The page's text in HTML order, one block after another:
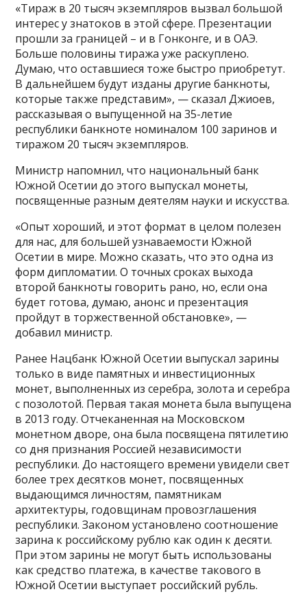
«Тираж в 20 тысяч экземпляров вызвал большой
интерес у знатоков в этой сфере. Презентации
прошли за границей – и в Гонконге, и в ОАЭ.
Больше половины тиража уже раскуплено.
Думаю, что оставшиеся тоже быстро приобретут.
В дальнейшем будут изданы другие банкноты,
которые также представим», — сказал Джиоев,
рассказывая о выпущенной на 35-летие
республики банкноте номиналом 100 заринов и
тиражом 20 тысяч экземпляров.
Министр напомнил, что национальный банк
Южной Осетии до этого выпускал монеты,
посвященные разным деятелям науки и искусства.
«Опыт хороший, и этот формат в целом полезен
для нас, для большей узнаваемости Южной
Осетии в мире. Можно сказать, что это одна из
форм дипломатии. О точных сроках выхода
второй банкноты говорить рано, но, если она
будет готова, думаю, анонс и презентация
пройдут в торжественной обстановке», —
добавил министр.
Ранее Нацбанк Южной Осетии выпускал зарины
только в виде памятных и инвестиционных
монет, выполненных из серебра, золота и серебра
с позолотой. Первая такая монета была выпущена
в 2013 году. Отчеканенная на Московском
монетном дворе, она была посвящена пятилетию
со дня признания Россией независимости
республики. До настоящего времени увидели свет
более трех десятков монет, посвященных
выдающимся личностям, памятникам
архитектуры, годовщинам провозглашения
республики. Законом установлено соотношение
зарина к российскому рублю как один к десяти.
При этом зарины не могут быть использованы
как средство платежа, в качестве такового в
Южной Осетии выступает российский рубль.